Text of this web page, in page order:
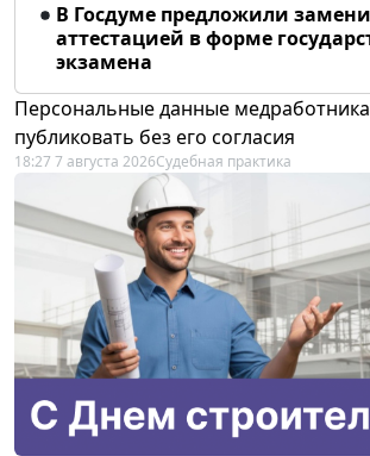
В Госдуме предложили
аттестацией в форме
экзамена
Персональные данные
публиковать без его согласия
18:27 7 августа 2026Судебная практика